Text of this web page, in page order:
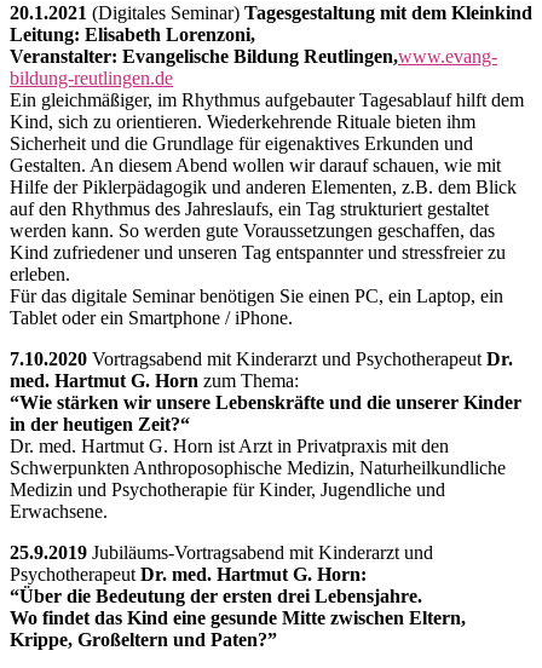
20.1.2021 (Digitales Seminar) Tagesgestaltung mit dem Kleinkind
Leitung: Elisabeth Lorenzoni,
Veranstalter: Evangelische Bildung Reutlingen,www.evang-
bildung-reutlingen.de
Ein gleichmäßiger, im Rhythmus aufgebauter Tagesablauf hilft dem
Kind, sich zu orientieren. Wiederkehrende Rituale bieten ihm
Sicherheit und die Grundlage für eigenaktives Erkunden und
Gestalten. An diesem Abend wollen wir darauf schauen, wie mit
Hilfe der Piklerpädagogik und anderen Elementen, z.B. dem Blick
auf den Rhythmus des Jahreslaufs, ein Tag strukturiert gestaltet
werden kann. So werden gute Voraussetzungen geschaffen, das
Kind zufriedener und unseren Tag entspannter und stressfreier zu
erleben.
Für das digitale Seminar benötigen Sie einen PC, ein Laptop, ein
Tablet oder ein Smartphone / iPhone.
7.10.2020 Vortragsabend mit Kinderarzt und Psychotherapeut Dr.
med. Hartmut G. Horn zum Thema:
“Wie stärken wir unsere Lebenskräfte und die unserer Kinder
in der heutigen Zeit?“
Dr. med. Hartmut G. Horn ist Arzt in Privatpraxis mit den
Schwerpunkten Anthroposophische Medizin, Naturheilkundliche
Medizin und Psychotherapie für Kinder, Jugendliche und
Erwachsene.
25.9.2019 Jubiläums-Vortragsabend mit Kinderarzt und
Psychotherapeut Dr. med. Hartmut G. Horn:
“Über die Bedeutung der ersten drei Lebensjahre.
Wo findet das Kind eine gesunde Mitte zwischen Eltern,
Krippe, Großeltern und Paten?”